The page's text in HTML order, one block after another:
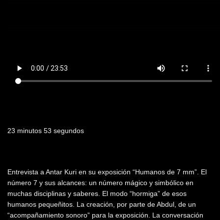
23 minutos 53 segundos
Entrevista a Antar Kuri en su exposición “Humanos de 7 mm”. El
número 7 y sus alcances: un número mágico y simbólico en
muchas disciplinas y saberes. El modo “hormiga” de esos
humanos pequeñitos. La creación, por parte de Abdul, de un
“acompañamiento sonoro” para la exposición. La conversación